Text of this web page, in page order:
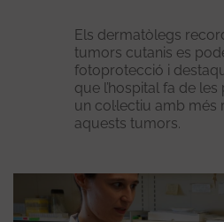
Els dermatòlegs
tumors cutanis es
fotoprotecció i
que l’hospital fa de
un col·lectiu amb
aquests tumors.